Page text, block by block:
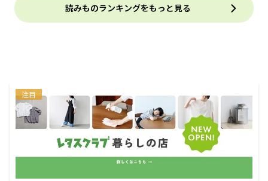
読みものランキングをもっと見る
注目